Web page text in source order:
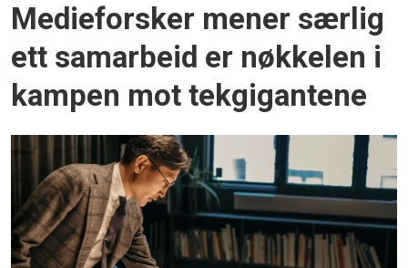
Medieforsker mener særlig
ett samarbeid er nøkkelen i
kampen mot tekgigantene